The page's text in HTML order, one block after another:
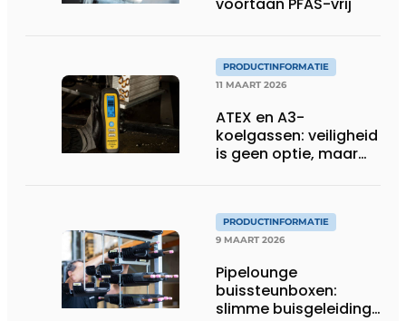
voortaan PFAS-vrij
PRODUCTINFORMATIE
11 MAART 2026
ATEX en A3-
koelgassen: veiligheid
is geen optie, maar
PRODUCTINFORMATIE
9 MAART 2026
Pipelounge
buissteunboxen:
slimme buisgeleiding